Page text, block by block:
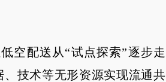
配送从“试点探索”逐步走
技术等无形资源实现流通共